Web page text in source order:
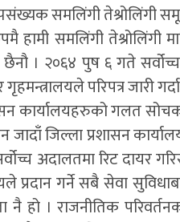
समलिंगी तेश्रोलिंगी
हामी समलिंगी
। २०६४ पुष ६ गते
परिपत्र जारी
कार्यालयहरुको गलत
जादाँ जिल्ला प्रशासन
अदालतमा रिट
प्रदान गर्ने सबै सेवा
। राजनीतिक